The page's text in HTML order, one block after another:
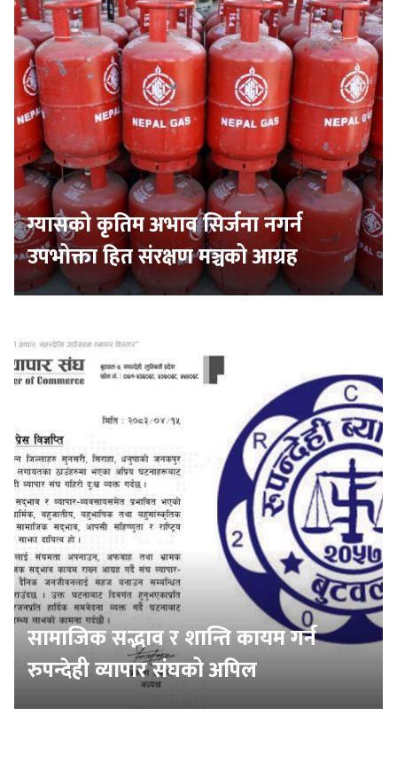
ग्यासको कृतिम अभाव सिर्जना नगर्न
उपभोक्ता हित संरक्षण मञ्चको आग्रह
सामाजिक सद्भाव र शान्ति कायम गर्न
रुपन्देही व्यापार संघको अपिल